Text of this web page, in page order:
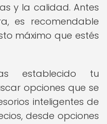
y la calidad. Antes
es recomendable
máximo que estés
establecido tu
opciones que se
inteligentes de
desde opciones